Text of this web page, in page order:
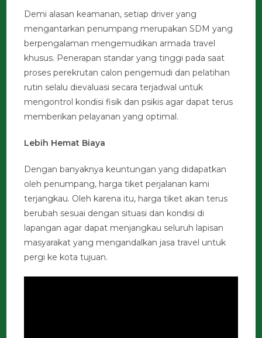
Demi alasan keamanan, setiap driver yang
mengantarkan penumpang merupakan SDM yang
berpengalaman mengemudikan armada travel
khusus. Penerapan standar yang tinggi pada saat
proses perekrutan calon pengemudi dan pelatihan
rutin selalu dievaluasi secara terjadwal untuk
mengontrol kondisi fisik dan psikis agar dapat terus
memberikan pelayanan yang optimal.
Lebih Hemat Biaya
Dengan banyaknya keuntungan yang didapatkan
oleh penumpang, harga tiket perjalanan kami
terjangkau. Oleh karena itu, harga tiket akan terus
berubah sesuai dengan situasi dan kondisi di
lapangan agar dapat menjangkau seluruh lapisan
masyarakat yang mengandalkan jasa travel untuk
pergi ke kota tujuan.